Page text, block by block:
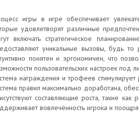
игры в игре обеспечивает
удовлетворят различные
включать стратегическое
уникальные вызовы, будь
понятен и эргономичен, что
пользовательских настроек
награждения и трофеев
правил максимально доработана,
составляющие роста, такие
вовлечённость игрока и